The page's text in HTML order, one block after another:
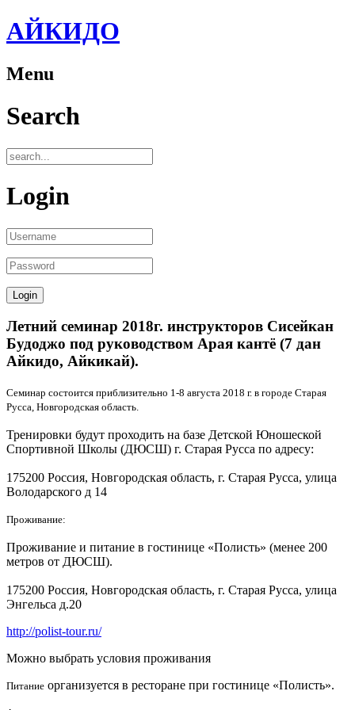
АЙКИДО
Menu
Search
Login
Летний семинар 2018г. инструкторов Сисейкан
Будоджо под руководством Арая кантё (7 дан
Айкидо, Айкикай).
Семинар состоится приблизительно 1-8 августа 2018 г. в городе Старая
Русса, Новгородская область.
Тренировки будут проходить на базе Детской Юношеской
Спортивной Школы (ДЮСШ) г. Старая Русса по адресу:
175200 Россия, Новгородская область, г. Старая Русса, улица
Володарского д 14
Проживание:
Проживание и питание в гостинице «Полисть» (менее 200
метров от ДЮСШ).
175200 Россия, Новгородская область, г. Старая Русса, улица
Энгельса д.20
http://polist-tour.ru/
Можно выбрать условия проживания
Питание организуется в ресторане при гостинице «Полисть».